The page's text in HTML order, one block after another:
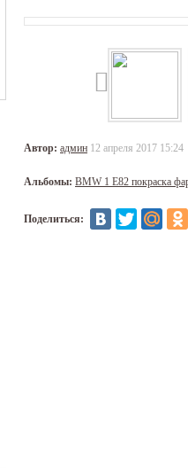
Автор: админ 12 апреля 2017 15:24
Альбомы: BMW 1 E82 покраска
Поделиться: